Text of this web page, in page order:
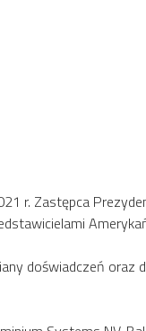
r. Zastępca
doświadczeń